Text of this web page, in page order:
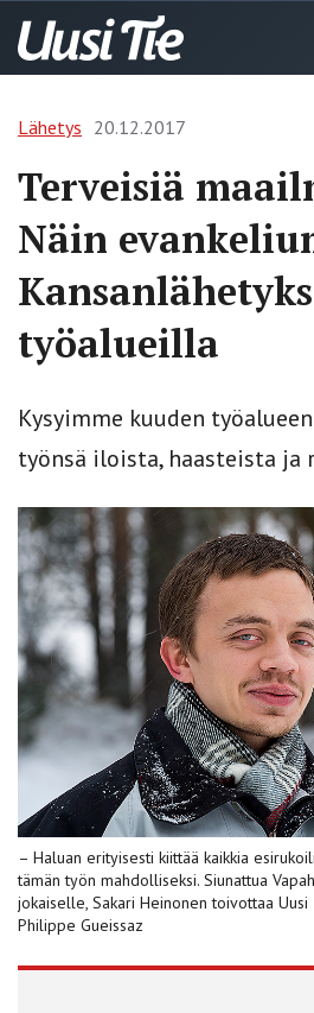
Lähetys 20.12.2017
Terveisiä
Näin
työalueilla
Kysyimme kuuden
työnsä iloista, haasteista ja
– Haluan erityisesti kiittää kaikkia
tämän työn mahdolliseksi. Siunattua
jokaiselle, Sakari Heinonen toivottaa
Philippe Gueissaz